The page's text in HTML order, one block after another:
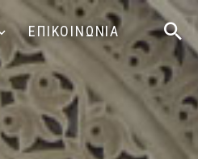
ΕΠΙΚΟΙΝΩΝΙΑ